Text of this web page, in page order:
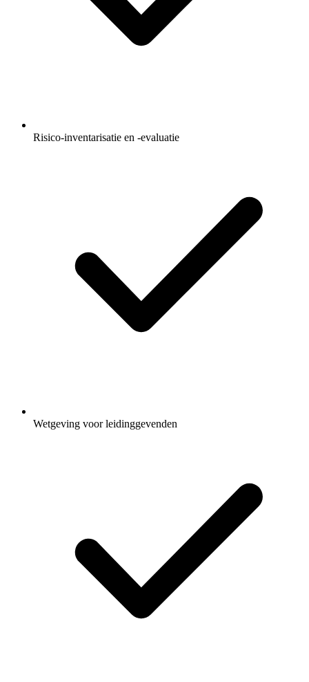
Risico-inventarisatie en -evaluatie
Wetgeving voor leidinggevenden